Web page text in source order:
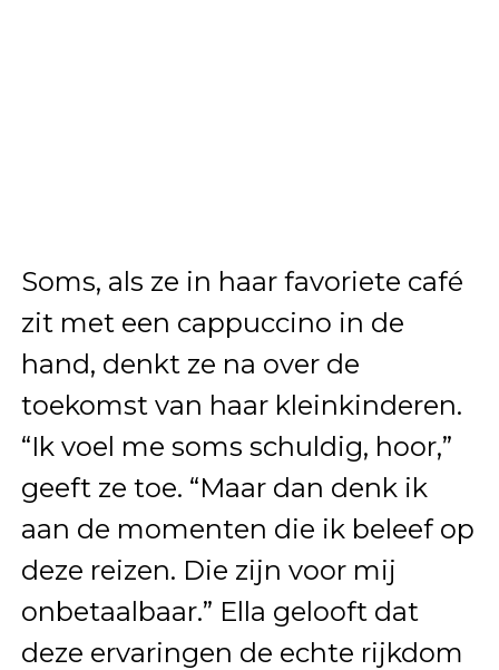
Soms, als ze in haar favoriete café
zit met een cappuccino in de
hand, denkt ze na over de
toekomst van haar kleinkinderen.
“Ik voel me soms schuldig, hoor,”
geeft ze toe. “Maar dan denk ik
aan de momenten die ik beleef op
deze reizen. Die zijn voor mij
onbetaalbaar.” Ella gelooft dat
deze ervaringen de echte rijkdom